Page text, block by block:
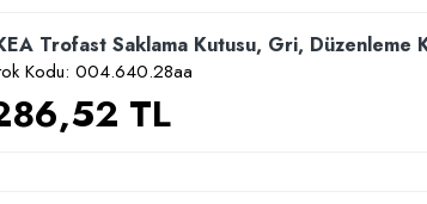
Trofast Saklama Kutusu, Gri, Düzenleme
Kodu: 004.640.28aa
TL